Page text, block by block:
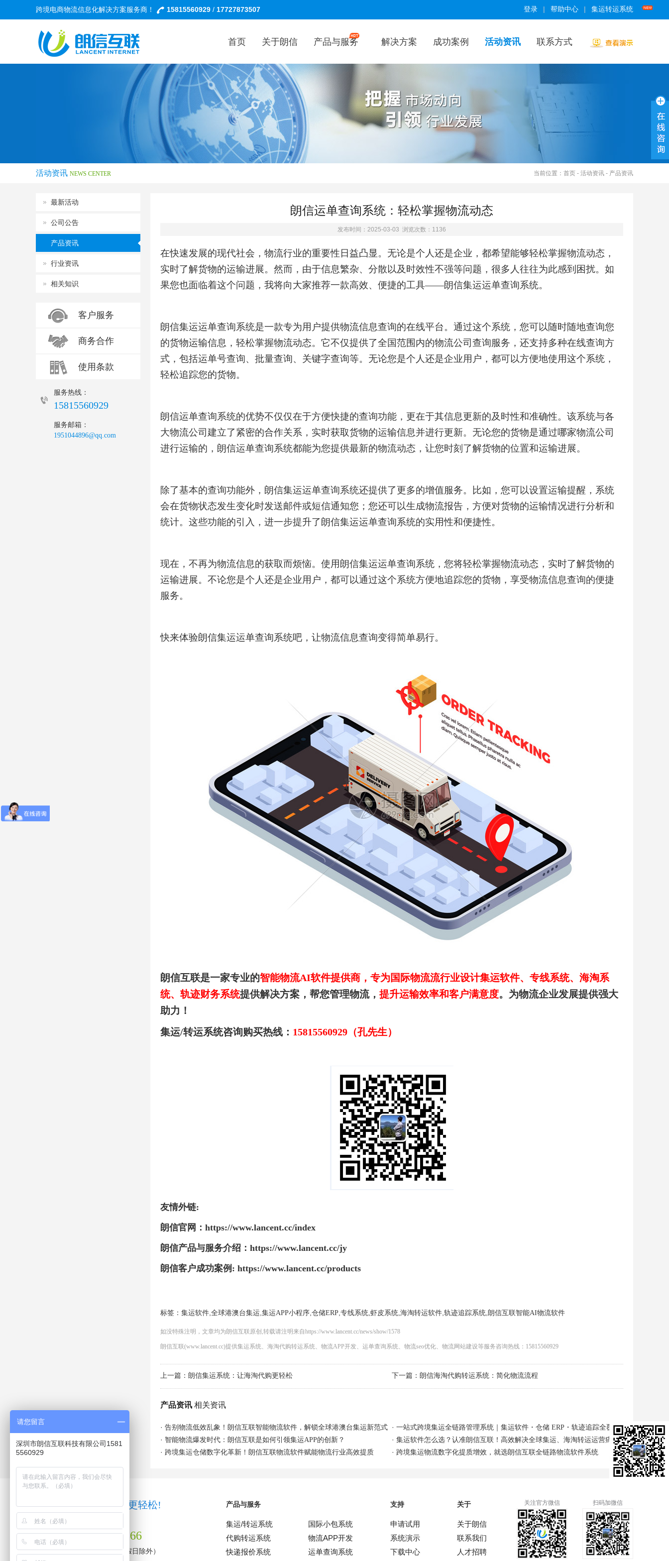
跨境电商物流信息化解决方案服务商！ 15815560929 / 17727873507 登录 | 帮助中心 | 集运转运系统
首页 关于朗信 产品与服务 解决方案 成功案例 活动资讯 联系方式
活动资讯 NEWS CENTER 当前位置： 首页 - 活动资讯 - 产品资讯
最新活动
公司公告
产品资讯
行业资讯
相关知识
客户服务
商务合作
使用条款
服务热线：
15815560929
服务邮箱：
1951044896@qq.com
朗信运单查询系统：轻松掌握物流动态
发布时间：2025-03-03 浏览次数：1136
在快速发展的现代社会，物流行业的重要性日益凸显。无论是个人还是企业，都希望能够轻松掌握物流动态，
实时了解货物的运输进展。然而，由于信息繁杂、分散以及时效性不强等问题，很多人往往为此感到困扰。如
果您也面临着这个问题，我将向大家推荐一款高效、便捷的工具——朗信集运运单查询系统。
朗信集运运单查询系统是一款专为用户提供物流信息查询的在线平台。通过这个系统，您可以随时随地查询您
的货物运输信息，轻松掌握物流动态。它不仅提供了全国范围内的物流公司查询服务，还支持多种在线查询方
式，包括运单号查询、批量查询、关键字查询等。无论您是个人还是企业用户，都可以方便地使用这个系统，
轻松追踪您的货物。
朗信运单查询系统的优势不仅仅在于方便快捷的查询功能，更在于其信息更新的及时性和准确性。该系统与各
大物流公司建立了紧密的合作关系，实时获取货物的运输信息并进行更新。无论您的货物是通过哪家物流公司
进行运输的，朗信运单查询系统都能为您提供最新的物流动态，让您时刻了解货物的位置和运输进展。
除了基本的查询功能外，朗信集运运单查询系统还提供了更多的增值服务。比如，您可以设置运输提醒，系统
会在货物状态发生变化时发送邮件或短信通知您；您还可以生成物流报告，方便对货物的运输情况进行分析和
统计。这些功能的引入，进一步提升了朗信集运运单查询系统的实用性和便捷性。
现在，不再为物流信息的获取而烦恼。使用朗信集运运单查询系统，您将轻松掌握物流动态，实时了解货物的
运输进展。不论您是个人还是企业用户，都可以通过这个系统方便地追踪您的货物，享受物流信息查询的便捷
服务。
快来体验朗信集运运单查询系统吧，让物流信息查询变得简单易行。
朗信互联是一家专业的智能物流AI软件提供商，专为国际物流流行业设计集运软件、专线系统、海淘系
统、轨迹财务系统提供解决方案，帮您管理物流， 提升运输效率和客户满意度。为物流企业发展提供强大
助力！
集运/转运系统咨询购买热线： 15815560929（孔先生）
友情外链:
朗信官网： https://www.lancent.cc/index
朗信产品与服务介绍： https://www.lancent.cc/jy
朗信客户成功案例 : https://www.lancent.cc/products
标签： 集运软件 全球港澳台集运 集运APP小程序 仓储ERP 专线系统 虾皮系统 海淘转运软件 轨迹追踪系统 朗信互联智能AI物流软件
如没特殊注明，文章均为朗信互联原创,转载请注明来自https://www.lancent.cc/news/show/1578
朗信互联(www.lancent.cc)提供集运系统、 海淘代购转运系统、 物流APP开发、 运单查询系统、 物流seo优化、 物流网站建设等服务咨询热线：15815560929
上一篇： 朗信集运系统：让海淘代购更轻松 下一篇： 朗信海淘代购转运系统：简化物流流程
产品资讯 相关资讯
· 告别物流低效乱象！朗信互联智能物流软件，解锁全球港澳台集运新范式 · 一站式跨境集运全链路管理系统｜集运软件・仓储 ERP・轨迹追踪全覆盖
· 智能物流爆发时代：朗信互联是如何引领集运APP的创新？ · 集运软件怎么选？认准朗信互联！高效解决全球集运、海淘转运运营痛点
· 跨境集运仓储数字化革新！朗信互联物流软件赋能物流行业高效提质 · 跨境集运物流数字化提质增效，就选朗信互联全链路物流软件系统
让物流管理更轻松!
全服统一服务热线
0755-3282 1866
周一至周五 9:00-18:00（节假日除外）
产品与服务
集运/转运系统
国际小包系统
代购转运系统
物流APP开发
快递报价系统
运单查询系统
支持
申请试用
系统演示
下载中心
关于
关于朗信
联系我们
人才招聘
关注官方微信 扫码加微信
系统
请您留言
深圳市朗信互联科技有限公司1581
5560929